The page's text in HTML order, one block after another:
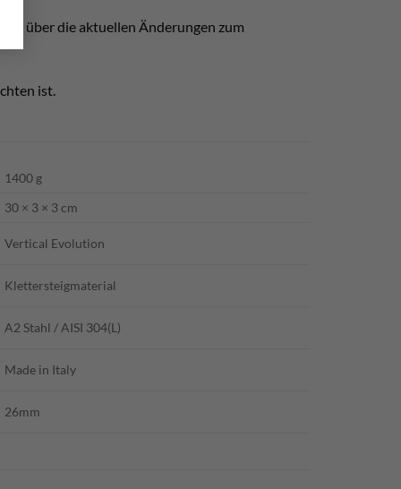
über die aktuellen Änderungen zum
ist.
1400 g
30 × 3 × 3 cm
Vertical Evolution
Klettersteigmaterial
A2 Stahl / AISI 304(L)
Made in Italy
26mm